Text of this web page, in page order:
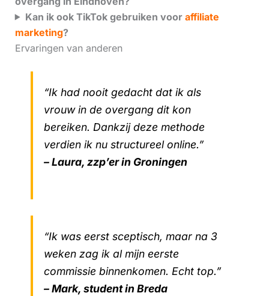
Kan ik ook TikTok gebruiken voor affiliate
marketing?
Ervaringen van anderen
“Ik had nooit gedacht dat ik als
vrouw in de overgang dit kon
bereiken. Dankzij deze methode
verdien ik nu structureel online.”
– Laura, zzp’er in Groningen
“Ik was eerst sceptisch, maar na 3
weken zag ik al mijn eerste
commissie binnenkomen. Echt top.”
– Mark, student in Breda